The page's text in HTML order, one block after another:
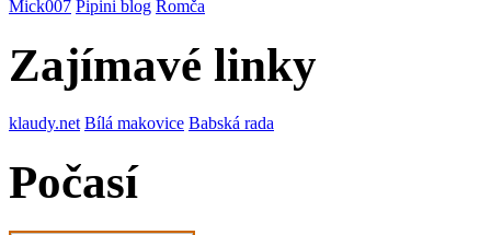
Mick007 Pipini blog Romča
Zajímavé linky
klaudy.net Bílá makovice Babská rada
Počasí